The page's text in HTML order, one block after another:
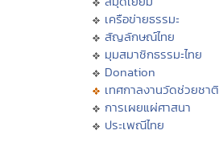
เครือข่ายธรรมะ
สัญลักษณ์ไทย
มุมสมาชิกธรรมะไทย
Donation
เทศกาลงานวัดช่วยชาติ
การเผยแผ่ศาสนา
ประเพณีไทย